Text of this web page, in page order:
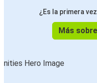
¿Es la primera
Más